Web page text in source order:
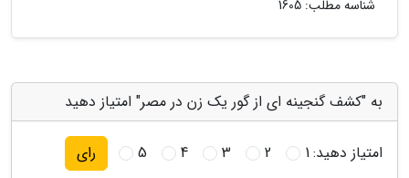
شناسه مطلب: 1605
به "کشف گنجینه ای از گور یک زن در مصر" امتیاز دهید
امتیاز دهید:1
2
3
4
5 رای